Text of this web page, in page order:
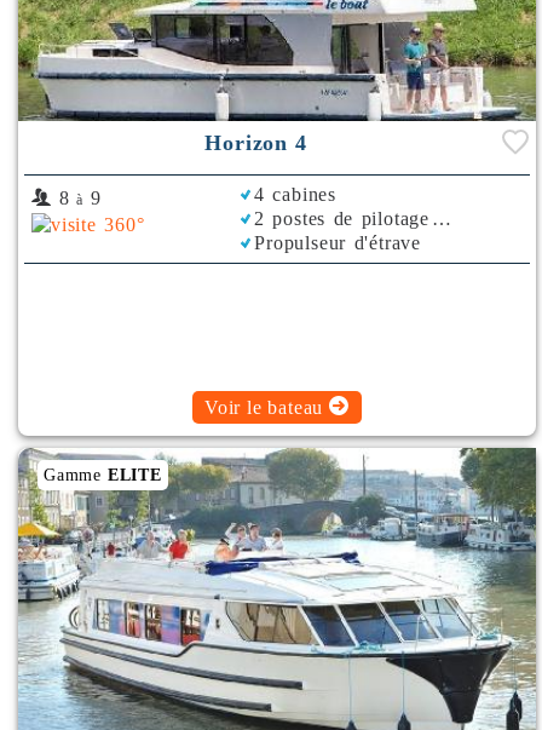
Horizon 4
8 à 9
4 cabines
2 postes de pilotage
Propulseur d'étrave
Rafraichisseur d'Air
Voir le bateau
Gamme ELITE